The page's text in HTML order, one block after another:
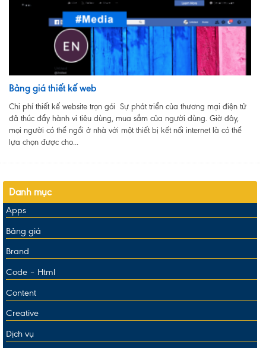
Bảng giá thiết kế web
Chi phí thiết kế website trọn gói Sự phát triển của thương mại điện tử
đã thúc đẩy hành vi tiêu dùng, mua sắm của người dùng. Giờ đây,
mọi người có thể ngồi ở nhà với một thiết bị kết nối internet là có thể
lựa chọn được cho...
Danh mục
Apps
Bảng giá
Brand
Code – Html
Content
Creative
Dịch vụ